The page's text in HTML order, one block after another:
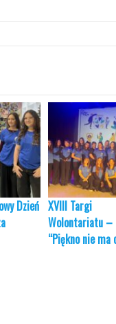
Dzień XVIII Targi
Wolontariatu –
“Piękno nie ma